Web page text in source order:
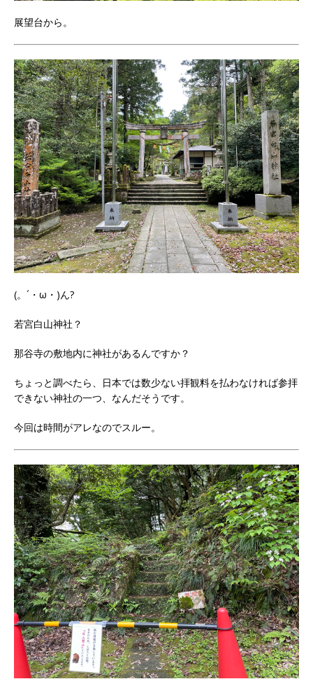
展望台から。
(。´・ω・)ん?
若宮白山神社？
那谷寺の敷地内に神社があるんですか？
ちょっと調べたら、日本では数少ない拝観料を払わなければ参拝
できない神社の一つ、なんだそうです。
今回は時間がアレなのでスルー。